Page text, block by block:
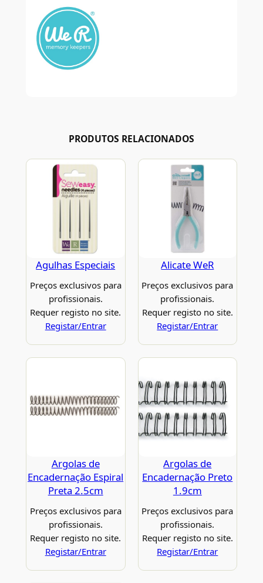
PRODUTOS RELACIONADOS
Agulhas Especiais
Preços exclusivos para
profissionais.
Requer registo no site.
Registar/Entrar
Alicate WeR
Preços exclusivos para
profissionais.
Requer registo no site.
Registar/Entrar
Argolas de
Encadernação Espiral
Preta 2.5cm
Preços exclusivos para
profissionais.
Requer registo no site.
Registar/Entrar
Argolas de
Encadernação Preto
1.9cm
Preços exclusivos para
profissionais.
Requer registo no site.
Registar/Entrar